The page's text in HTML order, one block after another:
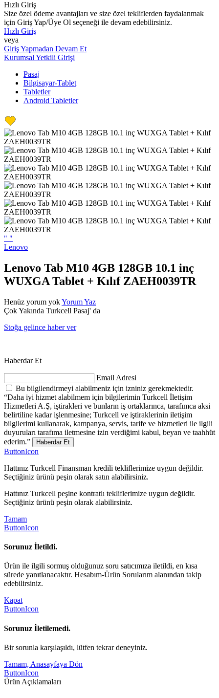
Hızlı Giriş
Size özel ödeme avantajları ve size özel tekliflerden faydalanmak
için Giriş Yap/Üye Ol seçeneği ile devam edebilirsiniz.
Hızlı Giriş
veya
Giriş Yapmadan Devam Et
Kurumsal Yetkili Girişi
Pasaj
Bilgisayar-Tablet
Tabletler
Android Tabletler
" "
Lenovo
Lenovo Tab M10 4GB 128GB 10.1 inç
WUXGA Tablet + Kılıf ZAEH0039TR
Henüz yorum yokYorum Yaz
Çok Yakında Turkcell Pasaj' da
Stoğa gelince haber ver
Haberdar Et
Email Adresi
Bu bilgilendirmeyi alabilmeniz için izniniz gerekmektedir.
“Daha iyi hizmet alabilmem için bilgilerimin Turkcell İletişim
Hizmetleri A.Ş, iştirakleri ve bunların iş ortaklarınca, tarafımca aksi
belirtiline kadar işlenmesine; Turkcell ve iştiraklerinin iletişim
bilgilerimi kullanarak, kampanya, servis, tarife ve hizmetleri ile ilgili
duyuruları tarafıma iletmesine izin verdiğimi kabul, beyan ve taahhüt
ederim.”
Haberdar Et
ButtonIcon
Hattınız Turkcell Finansman kredili tekliflerimize uygun değildir.
Seçtiğiniz ürünü peşin olarak satın alabilirsiniz.
Hattınız Turkcell peşine kontratlı tekliflerimize uygun değildir.
Seçtiğiniz ürünü peşin olarak alabilirsiniz.
Tamam
ButtonIcon
Sorunuz İletildi.
Ürün ile ilgili sormuş olduğunuz soru satıcımıza iletildi, en kısa
sürede yanıtlanacaktır. Hesabım-Ürün Sorularım alanından takip
edebilirsiniz.
Kapat
ButtonIcon
Sorunuz İletilemedi.
Bir sorunla karşılaşıldı, lütfen tekrar deneyiniz.
Tamam, Anasayfaya Dön
ButtonIcon
Ürün Açıklamaları